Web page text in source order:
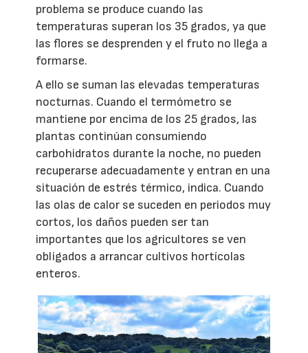
problema se produce cuando las
temperaturas superan los 35 grados, ya que
las flores se desprenden y el fruto no llega a
formarse.
A ello se suman las elevadas temperaturas
nocturnas. Cuando el termómetro se
mantiene por encima de los 25 grados, las
plantas continúan consumiendo
carbohidratos durante la noche, no pueden
recuperarse adecuadamente y entran en una
situación de estrés térmico, indica. Cuando
las olas de calor se suceden en periodos muy
cortos, los daños pueden ser tan
importantes que los agricultores se ven
obligados a arrancar cultivos hortícolas
enteros.